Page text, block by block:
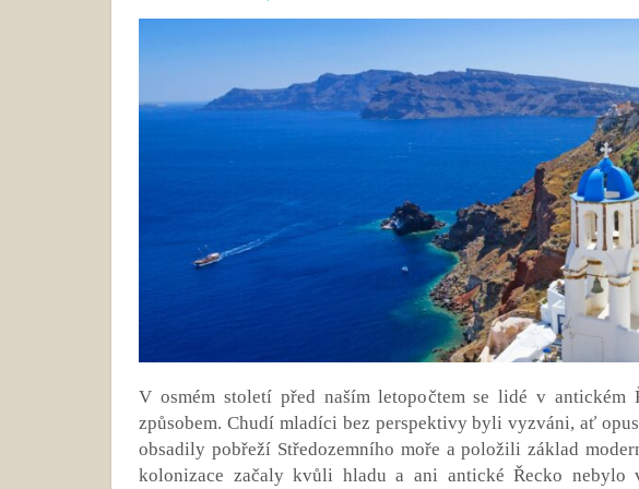
V osmém století před naším letopočtem se lidé v
způsobem. Chudí mladíci bez perspektivy byli vyzváni, ať
obsadily pobřeží Středozemního moře a položili základ
kolonizace začaly kvůli hladu a ani antické Řecko nebylo